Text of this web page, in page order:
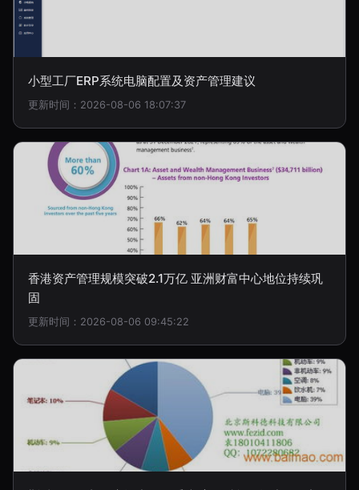
小型工厂ERP系统电脑配置及资产管理建议
更新时间：2026-08-06 18:07:37
香港资产管理规模突破2.1万亿 亚洲财富中心地位持续巩
固
更新时间：2026-08-06 09:45:22